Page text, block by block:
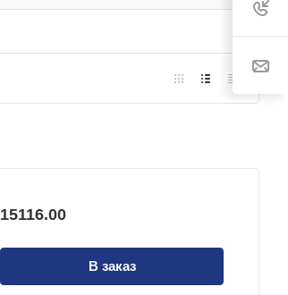
15116.00
В заказ